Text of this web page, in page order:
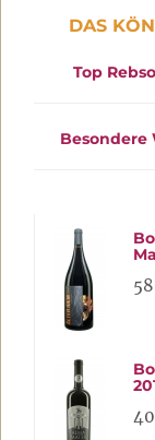
DAS
Top
Besondere